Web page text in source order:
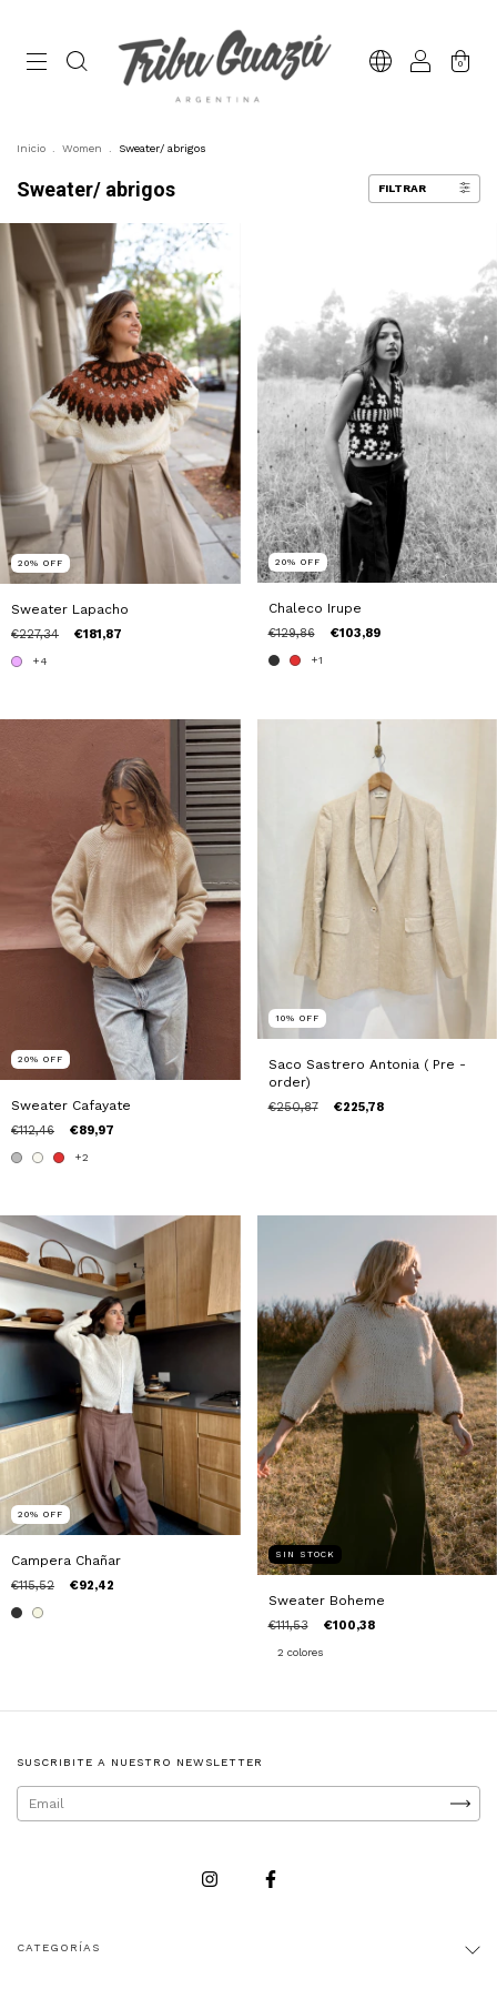
0
Inicio Women Sweater/ abrigos
Sweater/ abrigos FILTRAR
20% OFF
Sweater Lapacho
€227,34 €181,87
+4
20% OFF
Chaleco Irupe
€129,86 €103,89
+1
20% OFF
Sweater Cafayate
€112,46 €89,97
+2
10% OFF
Saco Sastrero Antonia ( Pre -
order)
€250,87 €225,78
20% OFF
Campera Chañar
€115,52 €92,42
SIN STOCK
Sweater Boheme
€111,53 €100,38
2 colores
SUSCRIBITE A NUESTRO NEWSLETTER
CATEGORÍAS